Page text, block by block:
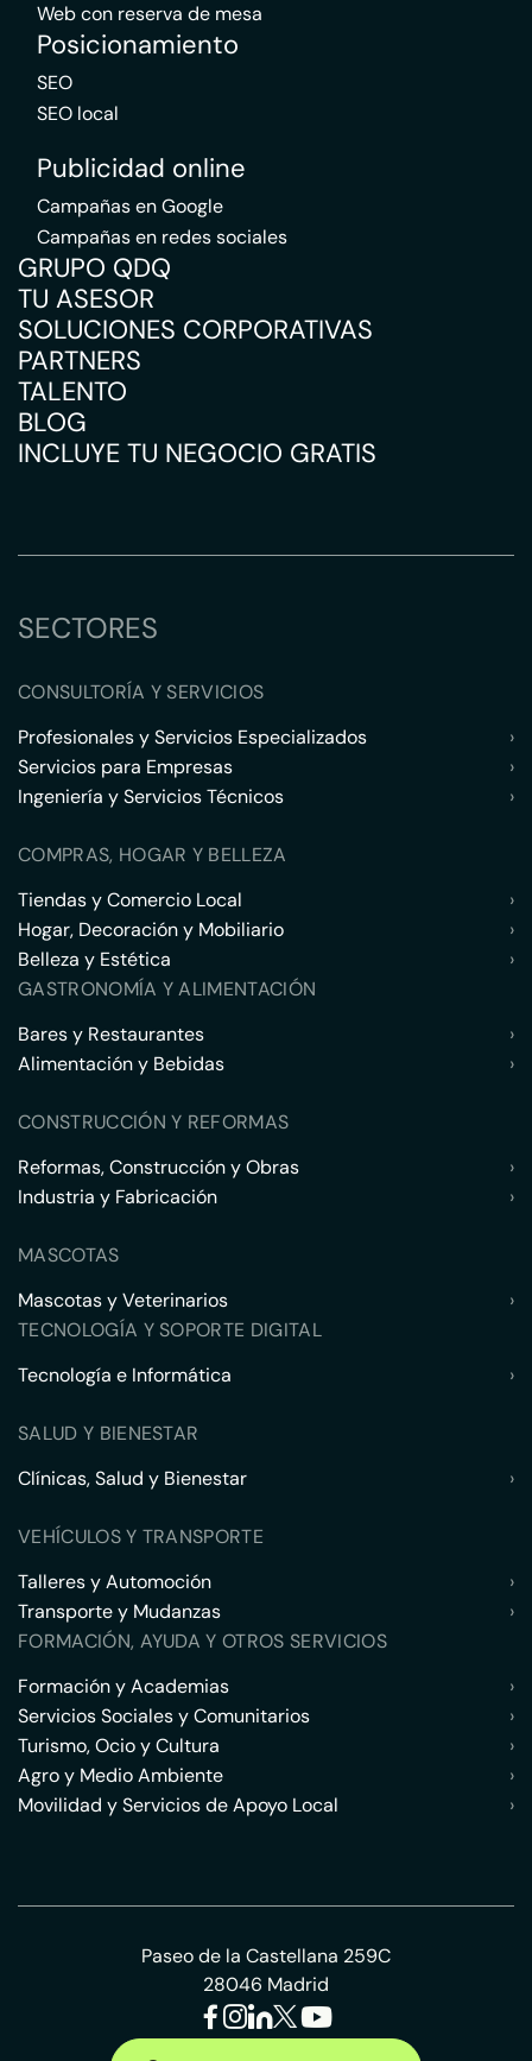
Web con reserva de mesa
Posicionamiento
SEO
SEO local
Publicidad online
Campañas en Google
Campañas en redes sociales
GRUPO QDQ
TU ASESOR
SOLUCIONES CORPORATIVAS
PARTNERS
TALENTO
BLOG
INCLUYE TU NEGOCIO GRATIS
SECTORES
CONSULTORÍA Y SERVICIOS
Profesionales y Servicios Especializados
›
Servicios para Empresas
›
Ingeniería y Servicios Técnicos
›
COMPRAS, HOGAR Y BELLEZA
Tiendas y Comercio Local
›
Hogar, Decoración y Mobiliario
›
Belleza y Estética
›
GASTRONOMÍA Y ALIMENTACIÓN
Bares y Restaurantes
›
Alimentación y Bebidas
›
CONSTRUCCIÓN Y REFORMAS
Reformas, Construcción y Obras
›
Industria y Fabricación
›
MASCOTAS
Mascotas y Veterinarios
›
TECNOLOGÍA Y SOPORTE DIGITAL
Tecnología e Informática
›
SALUD Y BIENESTAR
Clínicas, Salud y Bienestar
›
VEHÍCULOS Y TRANSPORTE
Talleres y Automoción
›
Transporte y Mudanzas
›
FORMACIÓN, AYUDA Y OTROS SERVICIOS
Formación y Academias
›
Servicios Sociales y Comunitarios
›
Turismo, Ocio y Cultura
›
Agro y Medio Ambiente
›
Movilidad y Servicios de Apoyo Local
›
Paseo de la Castellana 259C
28046 Madrid